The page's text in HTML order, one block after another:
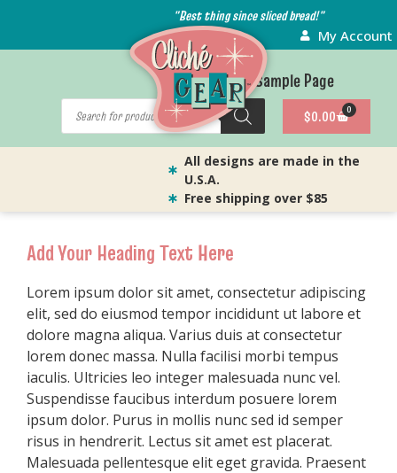
"Best thing since sliced bread!"
My Account
Shop Sample Page
$0.00 0
All designs are made in the
U.S.A.
Free shipping over $85
Add Your Heading Text Here
Lorem ipsum dolor sit amet, consectetur adipiscing
elit, sed do eiusmod tempor incididunt ut labore et
dolore magna aliqua. Varius duis at consectetur
lorem donec massa. Nulla facilisi morbi tempus
iaculis. Ultricies leo integer malesuada nunc vel.
Suspendisse faucibus interdum posuere lorem
ipsum dolor. Purus in mollis nunc sed id semper
risus in hendrerit. Lectus sit amet est placerat.
Malesuada pellentesque elit eget gravida. Praesent